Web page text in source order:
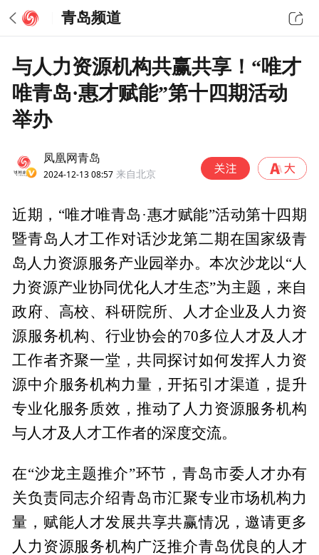
青岛频道
与人力资源机构共赢共享！“唯才
唯青岛·惠才赋能”第十四期活动
举办
凤凰网青岛
2024-12-13 08:57 来自北京
近期，“唯才唯青岛·惠才赋能”活动第十四期
暨青岛人才工作对话沙龙第二期在国家级青
岛人力资源服务产业园举办。本次沙龙以“人
力资源产业协同优化人才生态”为主题，来自
政府、高校、科研院所、人才企业及人力资
源服务机构、行业协会的70多位人才及人才
工作者齐聚一堂，共同探讨如何发挥人力资
源中介服务机构力量，开拓引才渠道，提升
专业化服务质效，推动了人力资源服务机构
与人才及人才工作者的深度交流。
在“沙龙主题推介”环节，青岛市委人才办有
关负责同志介绍青岛市汇聚专业市场机构力
量，赋能人才发展共享共赢情况，邀请更多
人力资源服务机构广泛推介青岛优良的人才